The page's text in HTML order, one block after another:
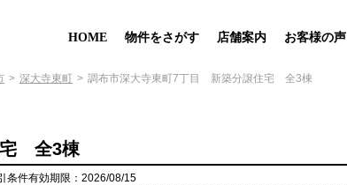
HOME 物件をさがす 店舗案内 お客様の声
深大寺東町 調布市深大寺東町7丁目 新築分譲住宅 全3棟
宅 全3棟
件有効期限：2026/08/15